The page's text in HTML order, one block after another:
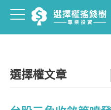
選擇權文章